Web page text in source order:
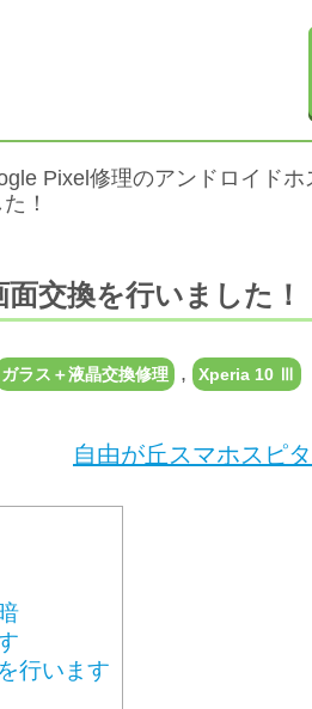
Pixel修理のアンドロイドホ
！
交換を行いました！
ガラス＋液晶交換修理 , Xperia 10 Ⅲ
自由が丘スマホスピ
行います